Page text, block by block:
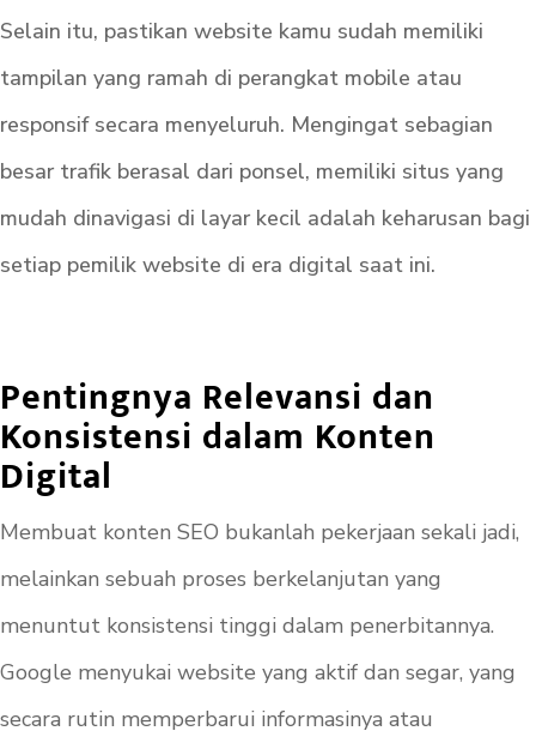
Selain itu, pastikan website kamu sudah memiliki
tampilan yang ramah di perangkat mobile atau
responsif secara menyeluruh. Mengingat sebagian
besar trafik berasal dari ponsel, memiliki situs yang
mudah dinavigasi di layar kecil adalah keharusan bagi
setiap pemilik website di era digital saat ini.
Pentingnya Relevansi dan
Konsistensi dalam Konten
Digital
Membuat konten SEO bukanlah pekerjaan sekali jadi,
melainkan sebuah proses berkelanjutan yang
menuntut konsistensi tinggi dalam penerbitannya.
Google menyukai website yang aktif dan segar, yang
secara rutin memperbarui informasinya atau